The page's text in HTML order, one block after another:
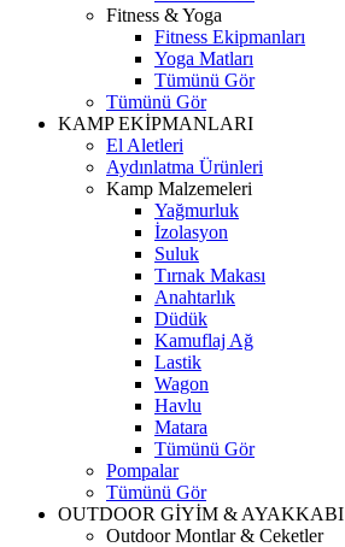
Fitness & Yoga
Fitness Ekipmanları
Yoga Matları
Tümünü Gör
Tümünü Gör
KAMP EKİPMANLARI
El Aletleri
Aydınlatma Ürünleri
Kamp Malzemeleri
Yağmurluk
İzolasyon
Suluk
Tırnak Makası
Anahtarlık
Düdük
Kamuflaj Ağ
Lastik
Wagon
Havlu
Matara
Tümünü Gör
Pompalar
Tümünü Gör
OUTDOOR GİYİM & AYAKKABI
Outdoor Montlar & Ceketler